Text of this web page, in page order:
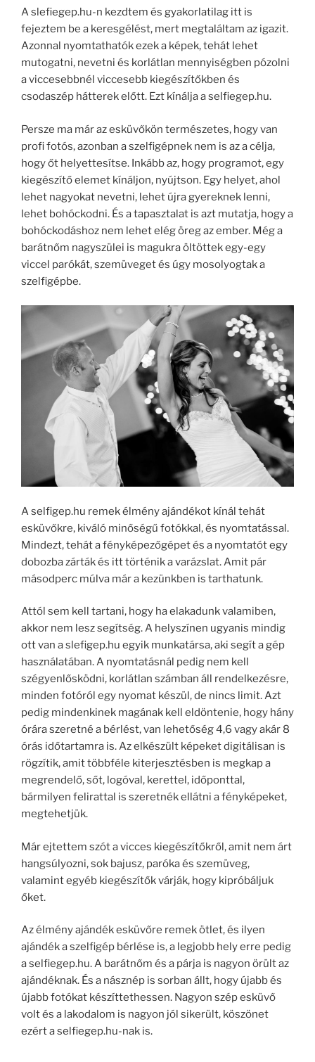
A slefiegep.hu-n kezdtem és gyakorlatilag itt is
fejeztem be a keresgélést, mert megtaláltam az igazit.
Azonnal nyomtathatók ezek a képek, tehát lehet
mutogatni, nevetni és korlátlan mennyiségben pózolni
a viccesebbnél viccesebb kiegészítőkben és
csodaszép hátterek előtt. Ezt kínálja a selfiegep.hu.
Persze ma már az esküvőkön természetes, hogy van
profi fotós, azonban a szelfigépnek nem is az a célja,
hogy őt helyettesítse. Inkább az, hogy programot, egy
kiegészítő elemet kínáljon, nyújtson. Egy helyet, ahol
lehet nagyokat nevetni, lehet újra gyereknek lenni,
lehet bohóckodni. És a tapasztalat is azt mutatja, hogy a
bohóckodáshoz nem lehet elég öreg az ember. Még a
barátnőm nagyszülei is magukra öltöttek egy-egy
viccel parókát, szemüveget és úgy mosolyogtak a
szelfigépbe.
A selfigep.hu remek élmény ajándékot kínál tehát
esküvőkre, kiváló minőségű fotókkal, és nyomtatással.
Mindezt, tehát a fényképezőgépet és a nyomtatót egy
dobozba zárták és itt történik a varázslat. Amit pár
másodperc múlva már a kezünkben is tarthatunk.
Attól sem kell tartani, hogy ha elakadunk valamiben,
akkor nem lesz segítség. A helyszínen ugyanis mindig
ott van a slefigep.hu egyik munkatársa, aki segít a gép
használatában. A nyomtatásnál pedig nem kell
szégyenlősködni, korlátlan számban áll rendelkezésre,
minden fotóról egy nyomat készül, de nincs limit. Azt
pedig mindenkinek magának kell eldöntenie, hogy hány
órára szeretné a bérlést, van lehetőség 4,6 vagy akár 8
órás időtartamra is. Az elkészült képeket digitálisan is
rögzítik, amit többféle kiterjesztésben is megkap a
megrendelő, sőt, logóval, kerettel, időponttal,
bármilyen felirattal is szeretnék ellátni a fényképeket,
megtehetjük.
Már ejtettem szót a vicces kiegészítőkről, amit nem árt
hangsúlyozni, sok bajusz, paróka és szemüveg,
valamint egyéb kiegészítők várják, hogy kipróbáljuk
őket.
Az élmény ajándék esküvőre remek ötlet, és ilyen
ajándék a szelfigép bérlése is, a legjobb hely erre pedig
a selfiegep.hu. A barátnőm és a párja is nagyon örült az
ajándéknak. És a násznép is sorban állt, hogy újabb és
újabb fotókat készíttethessen. Nagyon szép esküvő
volt és a lakodalom is nagyon jól sikerült, köszönet
ezért a selfiegep.hu-nak is.